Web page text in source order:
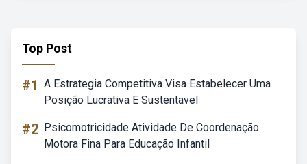
Top Post
#1 A Estrategia Competitiva Visa Estabelecer Uma
Posição Lucrativa E Sustentavel
#2 Psicomotricidade Atividade De Coordenação
Motora Fina Para Educação Infantil